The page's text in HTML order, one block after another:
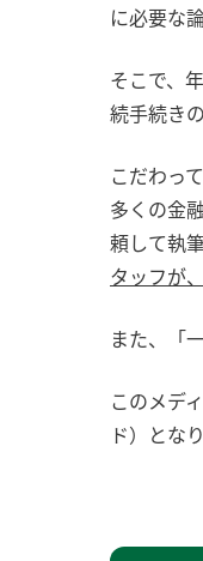
に必要な
そこで、
続手続き
こだわっ
多くの金
頼して執
タッフが
また、「
このメデ
ド）とな